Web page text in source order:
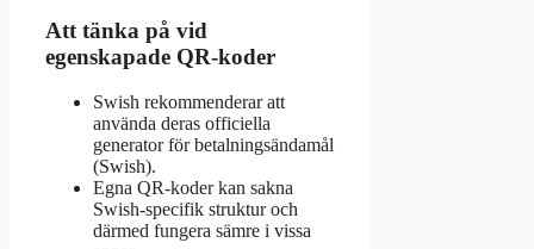
Att tänka på vid
egenskapade QR-koder
Swish rekommenderar att
använda deras officiella
generator för betalningsändamål
(Swish).
Egna QR-koder kan sakna
Swish-specifik struktur och
därmed fungera sämre i vissa